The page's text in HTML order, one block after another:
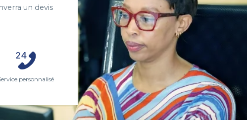
un devis
personnalisé